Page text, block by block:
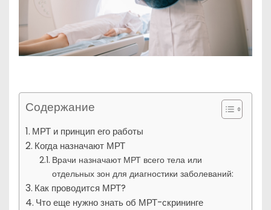
Содержание
МРТ и принцип его работы
Когда назначают МРТ
Врачи назначают МРТ всего тела или
отдельных зон для диагностики заболеваний:
Как проводится МРТ?
Что еще нужно знать об МРТ-скрининге